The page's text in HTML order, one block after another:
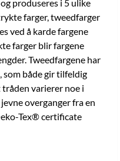
produseres i 5 ulike
farger, tweedfarger
ved å karde fargene
farger blir fargene
Tweedfargene har
både gir tilfeldig
varierer noe i
overganger fra en
Tex® certificate